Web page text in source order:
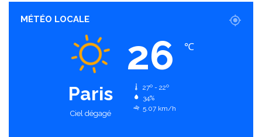
MÉTÉO LOCALE
Paris
Ciel dégagé
26 ℃
27º - 22º
34%
5.07 km/h